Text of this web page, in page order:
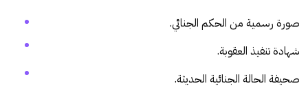
صورة رسمية من الحكم الجنائي.
شهادة تنفيذ العقوبة.
صحيفة الحالة الجنائية الحديثة.